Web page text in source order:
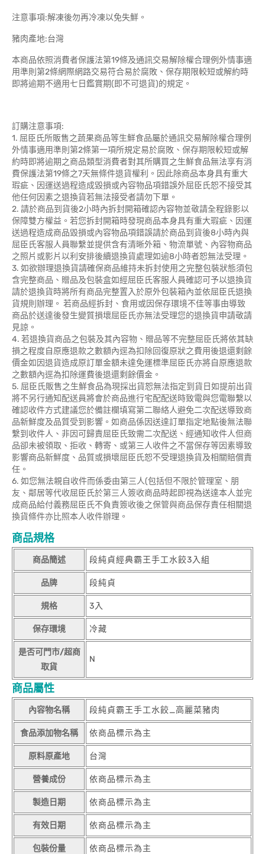
注意事項:解凍後勿再冷凍以免失鮮。
豬肉產地:台灣
本商品依照消費者保護法第19條及通訊交易解除權合理例外情事適
用準則第2條網際網路交易符合易於腐敗、保存期限較短或解約時
即將逾期不適用七日鑑賞期(即不可退貨)的規定。
訂購注意事項:
1. 屈臣氏所販售之蔬果商品等生鮮食品屬於通訊交易解除權合理例
外情事適用準則第2條第一項所規定易於腐敗、保存期限較短或解
約時即將逾期之商品類型消費者對其所購買之生鮮食品無法享有消
費保護法第19條之7天無條件退貨權利。因此除商品本身具有重大
瑕疵、因運送過程造成毀損或內容物品項錯誤外屈臣氏恕不接受其
他任何因素之退換貨若無法接受者請勿下單。
2. 請於商品到貨後2小時內拆封開箱確認內容物並敬請全程錄影以
保障雙方權益。若您拆封開箱時發現商品本身具有重大瑕疵、因運
送過程造成商品毀損或內容物品項錯誤請於商品到貨後8小時內與
屈臣氏客服人員聯繫並提供含有清晰外箱、物流單號、內容物商品
之照片或影片以利安排後續退換貨處理如逾8小時者恕無法受理。
3. 如欲辦理退換貨請確保商品維持未拆封使用之完整包裝狀態須包
含完整商品、贈品及包裝盒如經屈臣氏客服人員確認可予以退換貨
請於退換貨時將所有商品完整置入於原外包裝箱內並依屈臣氏退換
貨規則辦理。 若商品經拆封、食用或因保存環境不佳等事由導致
商品於送達後發生變質損壞屈臣氏亦無法受理您的退換貨申請敬請
見諒。
4. 若退換貨商品之包裝及其內容物、贈品等不完整屈臣氏將依其缺
損之程度自原應退款之數額內逕為扣除回復原狀之費用後退還剩餘
價金如因退貨造成原訂單金額未達免運標準屈臣氏亦將自原應退款
之數額內逕為扣除運費後退還剩餘價金。
5. 屈臣氏販售之生鮮食品為現採出貨恕無法指定到貨日如提前出貨
將不另行通知配送員將會於商品進行宅配配送時致電與您電聯繫以
確認收件方式建議您於備註欄填寫第二聯絡人避免二次配送導致商
品新鮮度及品質受到影響。如商品係因送達訂單指定地點後無法聯
繫到收件人、非因可歸責屈臣氏致需二次配送、經通知收件人但商
品卻未被領取、拒收、轉寄、或第三人收件之不當保存等因素導致
影響商品新鮮度、品質或損壞屈臣氏恕不受理退換貨及相關賠償責
任。
6. 如您無法親自收件而係委由第三人(包括但不限於管理室、朋
友、鄰居等代收屈臣氏於第三人簽收商品時起即視為送達本人並完
成商品給付義務屈臣氏不負責簽收後之保管與商品保存責任相關退
換貨條件亦比照本人收件辦理。
商品規格
商品簡述 段純貞經典霸王手工水餃3入組
品牌 段純貞
規格 3入
保存環境 冷藏
是否可門市/超商
取貨
N
商品屬性
內容物名稱 段純貞霸王手工水餃_高麗菜豬肉
食品添加物名稱 依商品標示為主
原料原產地 台灣
營養成份 依商品標示為主
製造日期 依商品標示為主
有效日期 依商品標示為主
包裝份量 依商品標示為主